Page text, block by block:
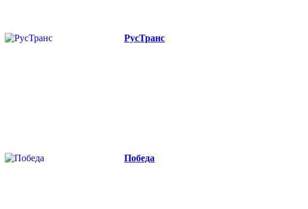
РусТранс
Победа